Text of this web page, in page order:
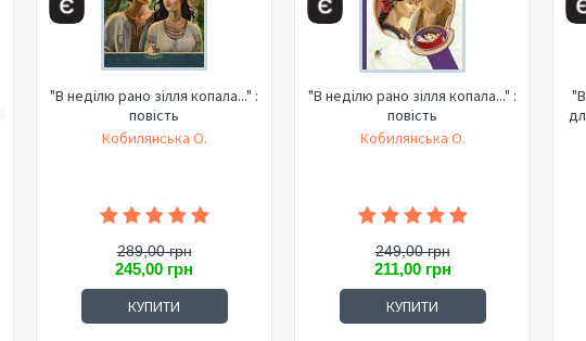
"В неділю рано зілля копала..." :
повість
Кобилянська О.
289,00 грн
245,00 грн
КУПИТИ
"В неділю рано зілля копала..." :
повість
Кобилянська О.
249,00 грн
211,00 грн
КУПИТИ